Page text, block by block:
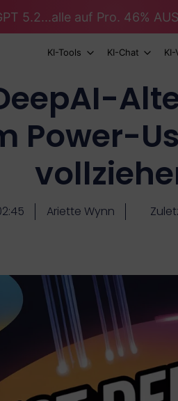
5.2...alle auf Pro. 46% AUS
KI-Tools KI-Chat
Power-
Ariette Wynn